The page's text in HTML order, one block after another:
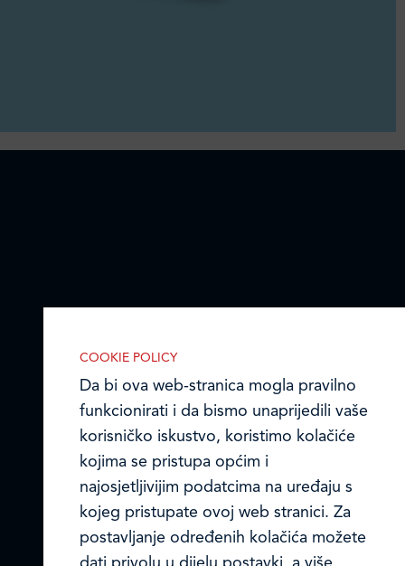
COOKIE POLICY
Da bi ova web-stranica mogla pravilno
funkcionirati i da bismo unaprijedili vaše
korisničko iskustvo, koristimo kolačiće
kojima se pristupa općim i
najosjetljivijim podatcima na uređaju s
kojeg pristupate ovoj web stranici. Za
postavljanje određenih kolačića možete
IZABERITE KOLAČIĆE NA STRANICI
Omogućite ili onemogućite web-
stranici upotrebu funkcionalnih i/ili